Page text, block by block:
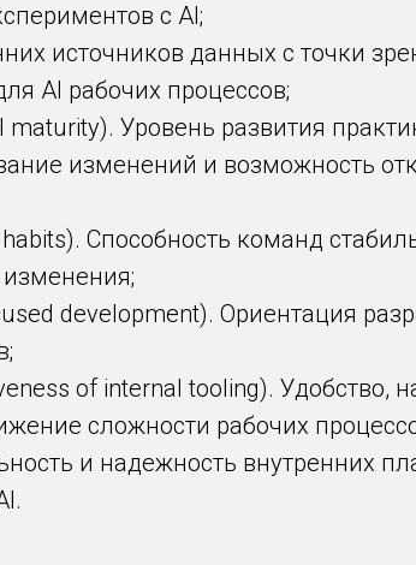
с AI;
источников данных с точки
AI рабочих процессов;
Уровень развития
изменений и возможность
Способность команд
development). Ориентация
of internal tooling). Удобство,
сложности рабочих
и надежность внутренних